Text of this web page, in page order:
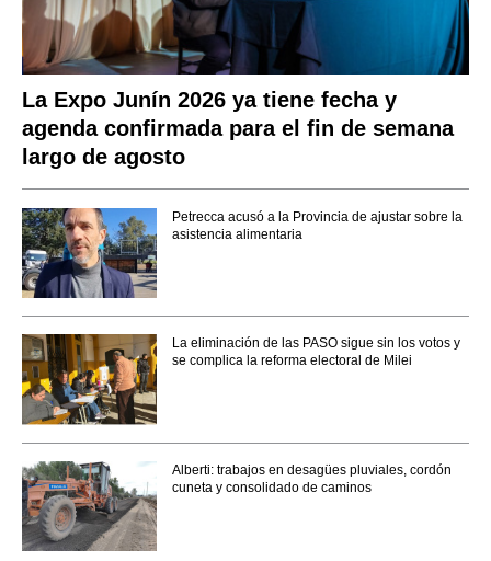
La Expo Junín 2026 ya tiene fecha y
agenda confirmada para el fin de semana
largo de agosto
Petrecca acusó a la Provincia de ajustar sobre la
asistencia alimentaria
La eliminación de las PASO sigue sin los votos y
se complica la reforma electoral de Milei
Alberti: trabajos en desagües pluviales, cordón
cuneta y consolidado de caminos